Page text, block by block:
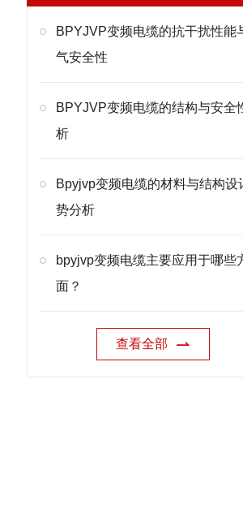
BPYJVP变频电缆的抗干扰性能
气安全性
BPYJVP变频电缆的结构与安全
析
Bpyjvp变频电缆的材料与结构设
势分析
bpyjvp变频电缆主要应用于哪些
面？
查看全部